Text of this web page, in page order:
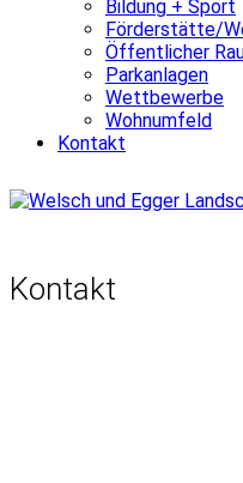
Bildung + Sport
Förderstätte/
Öffentlicher
Parkanlagen
Wettbewerbe
Wohnumfeld
Kontakt
Kontakt